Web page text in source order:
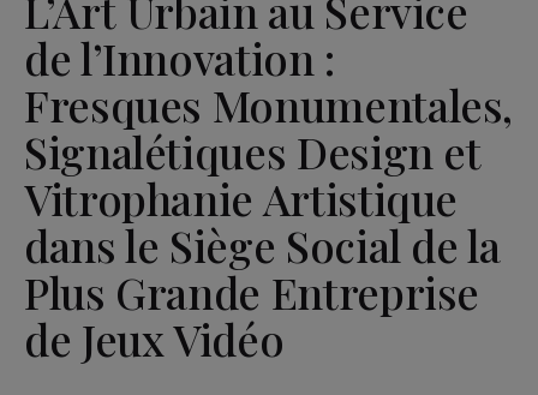
de l’Innovation :
Fresques Monumentales,
Signalétiques Design et
Vitrophanie Artistique
dans le Siège Social de la
Plus Grande Entreprise
de Jeux Vidéo